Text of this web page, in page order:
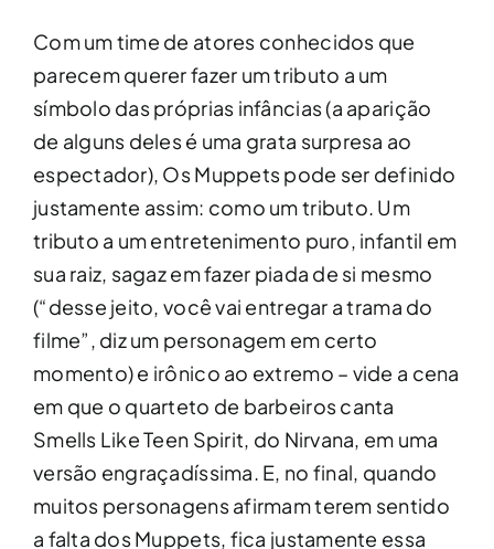
Com um time de atores conhecidos que
parecem querer fazer um tributo a um
símbolo das próprias infâncias (a aparição
de alguns deles é uma grata surpresa ao
espectador), Os Muppets pode ser definido
justamente assim: como um tributo. Um
tributo a um entretenimento puro, infantil em
sua raiz, sagaz em fazer piada de si mesmo
(“desse jeito, você vai entregar a trama do
filme”, diz um personagem em certo
momento) e irônico ao extremo – vide a cena
em que o quarteto de barbeiros canta
Smells Like Teen Spirit, do Nirvana, em uma
versão engraçadíssima. E, no final, quando
muitos personagens afirmam terem sentido
a falta dos Muppets, fica justamente essa